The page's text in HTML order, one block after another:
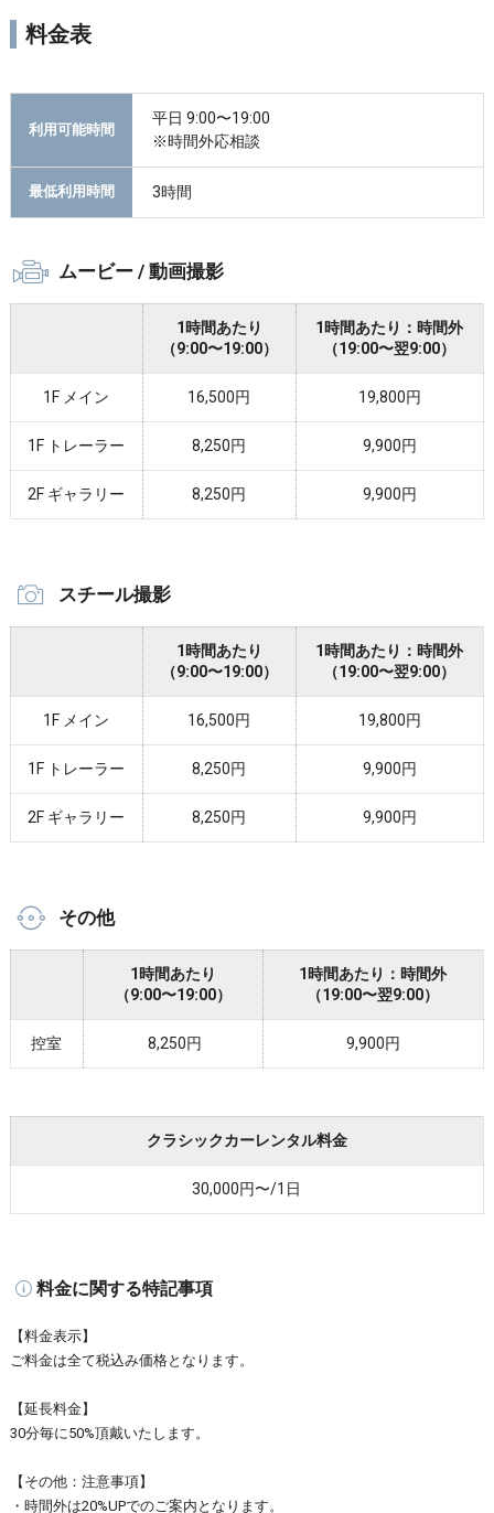
料金表
利用可能時間
平日 9:00〜19:00
※時間外応相談
最低利用時間 3時間
ムービー / 動画撮影
1時間あたり
（9:00〜19:00）
1時間あたり：時間外
（19:00〜翌9:00）
1F メイン 16,500円 19,800円
1F トレーラー 8,250円 9,900円
2F ギャラリー 8,250円 9,900円
スチール撮影
1時間あたり
（9:00〜19:00）
1時間あたり：時間外
（19:00〜翌9:00）
1F メイン 16,500円 19,800円
1F トレーラー 8,250円 9,900円
2F ギャラリー 8,250円 9,900円
その他
1時間あたり
（9:00〜19:00）
1時間あたり：時間外
（19:00〜翌9:00）
控室 8,250円 9,900円
クラシックカーレンタル料金
30,000円〜/1日
料金に関する特記事項
【料金表示】
ご料金は全て税込み価格となります。
【延長料金】
30分毎に50%頂戴いたします。
【その他：注意事項】
・時間外は20%UPでのご案内となります。